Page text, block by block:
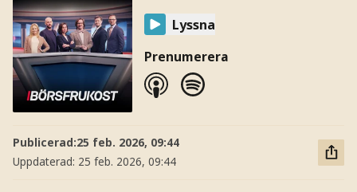
Lyssna
Prenumerera
Publicerad:25 feb. 2026, 09:44
Uppdaterad: 25 feb. 2026, 09:44